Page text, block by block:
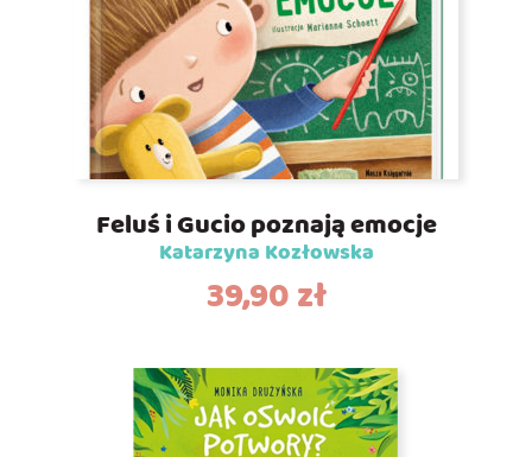
Feluś i Gucio poznają emocje
Katarzyna Kozłowska
39,90zł